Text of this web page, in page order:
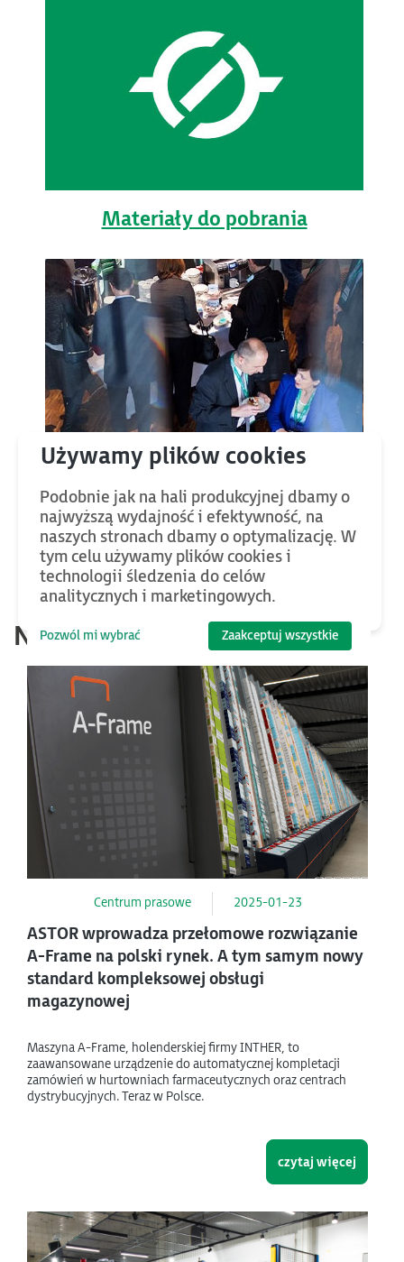
Materiały do pobrania
Kontakt dla mediów
Najnowsze informacje
Centrum prasowe 2025-01-23
ASTOR wprowadza przełomowe rozwiązanie
A-Frame na polski rynek. A tym samym nowy
standard kompleksowej obsługi
magazynowej
Maszyna A-Frame, holenderskiej firmy INTHER, to
zaawansowane urządzenie do automatycznej kompletacji
zamówień w hurtowniach farmaceutycznych oraz centrach
dystrybucyjnych. Teraz w Polsce.
czytaj więcej
Podobnie jak na hali produkcyjnej dbamy o
najwyższą wydajność i efektywność, na
naszych stronach dbamy o optymalizację. W
tym celu używamy plików cookies i
technologii śledzenia do celów
analitycznych i marketingowych.
Pozwól mi wybrać Zaakceptuj wszystkie